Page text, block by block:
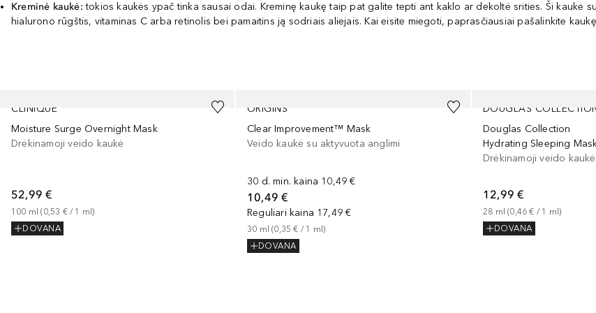
Kreminė kaukė: tokios kaukės ypač tinka sausai odai. Kreminę kaukę taip pat galite tepti ant kaklo ar dekoltė srities. Ši kaukė
hialurono rūgštis, vitaminas C arba retinolis bei pamaitins ją sodriais aliejais. Kai eisite miegoti, paprasčiausiai pašalinkite
CLINIQUE
Moisture Surge Overnight Mask
Drėkinamoji veido kaukė
52,99 €
100 ml (0,53 € / 1 ml)
DOVANA
ORIGINS
Clear Improvement™ Mask
Veido kaukė su aktyvuota anglimi
30 d. min. kaina 10,49 €
10,49 €
Reguliari kaina 17,49 €
30 ml (0,35 € / 1 ml)
DOVANA
DOUGLAS
Douglas Collection
Hydrating Sleeping
Drėkinamoji veido kaukė
12,99 €
28 ml (0,46 € / 1 ml )
DOVANA